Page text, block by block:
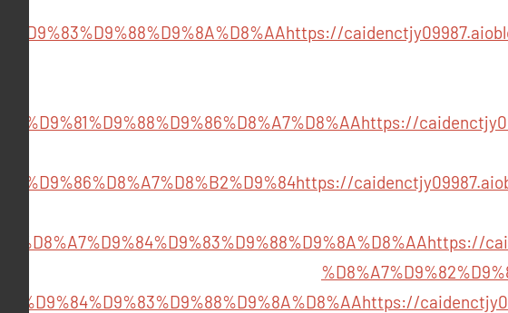
https://
https://
https://
%D8%A7%D9%84%D9%83%D9%88%D9%8A%D8%AAhttps://
https://